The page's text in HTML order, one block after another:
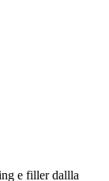
e filler dallla